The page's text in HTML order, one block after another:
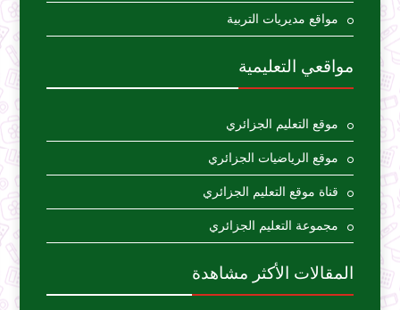
مواقع مديريات التربية
مواقعي التعليمية
موقع التعليم الجزائري
موقع الرياضيات الجزائري
قناة موقع التعليم الجزائري
مجموعة التعليم الجزائري
المقالات الأكثر مشاهدة